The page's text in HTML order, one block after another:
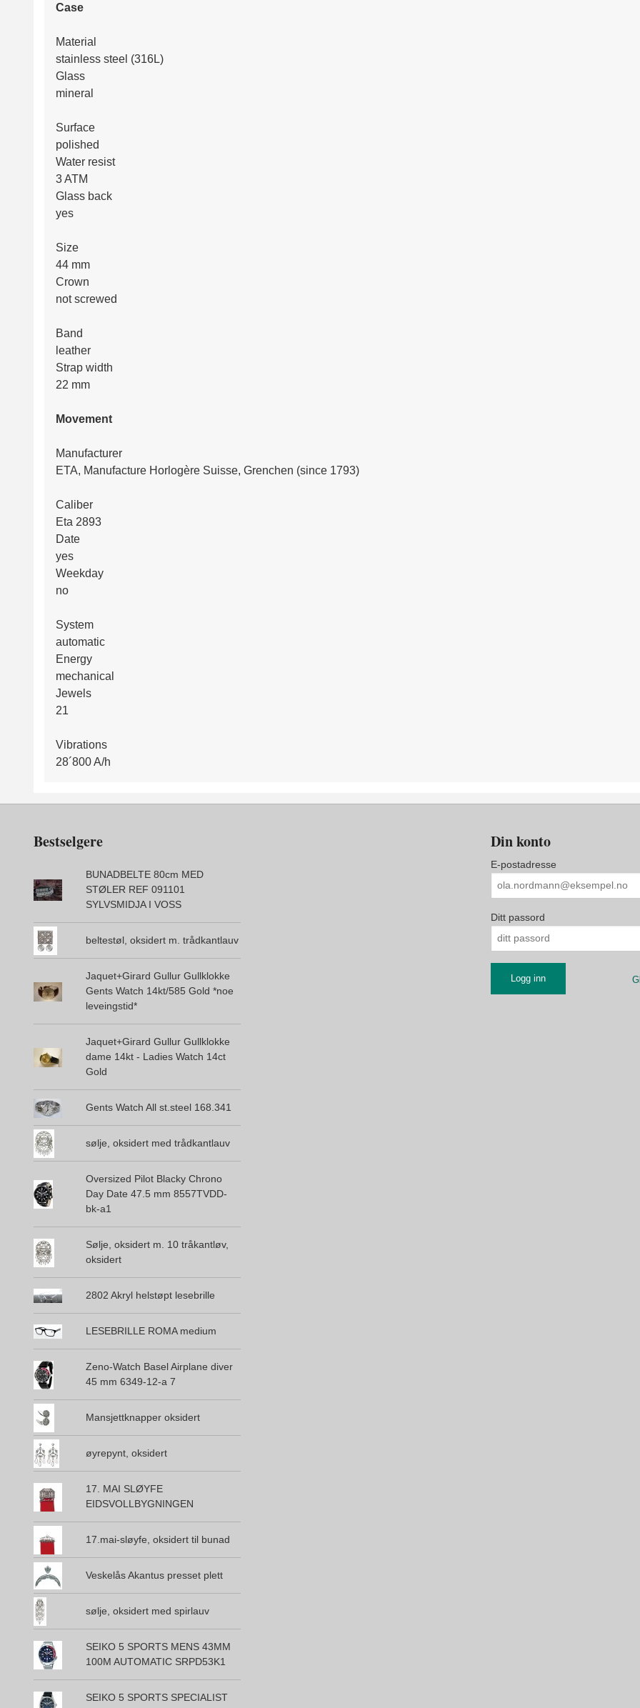
Case
Material
stainless steel (316L)
Glass
mineral
Surface
polished
Water resist
3 ATM
Glass back
yes
Size
44 mm
Crown
not screwed
Band
leather
Strap width
22 mm
Movement
Manufacturer
ETA, Manufacture Horlogère Suisse, Grenchen (since 1793)
Caliber
Eta 2893
Date
yes
Weekday
no
System
automatic
Energy
mechanical
Jewels
21
Vibrations
28´800 A/h
Bestselgere
BUNADBELTE 80cm MED
STØLER REF 091101
SYLVSMIDJA I VOSS
beltestøl, oksidert m. trådkantlauv
Jaquet+Girard Gullur Gullklokke
Gents Watch 14kt/585 Gold *noe
leveingstid*
Jaquet+Girard Gullur Gullklokke
dame 14kt - Ladies Watch 14ct
Gold
Gents Watch All st.steel 168.341
sølje, oksidert med trådkantlauv
Oversized Pilot Blacky Chrono
Day Date 47.5 mm 8557TVDD-
bk-a1
Sølje, oksidert m. 10 tråkantløv,
oksidert
2802 Akryl helstøpt lesebrille
LESEBRILLE ROMA medium
Zeno-Watch Basel Airplane diver
45 mm 6349-12-a 7
Mansjettknapper oksidert
øyrepynt, oksidert
17. MAI SLØYFE
EIDSVOLLBYGNINGEN
17.mai-sløyfe, oksidert til bunad
Veskelås Akantus presset plett
sølje, oksidert med spirlauv
SEIKO 5 SPORTS MENS 43MM
100M AUTOMATIC SRPD53K1
SEIKO 5 SPORTS SPECIALIST
Din konto
E-postadresse
Ditt passord